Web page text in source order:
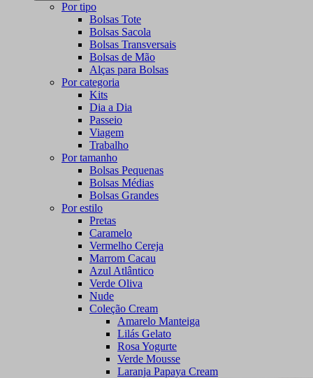
Por tipo
Bolsas Tote
Bolsas Sacola
Bolsas Transversais
Bolsas de Mão
Alças para Bolsas
Por categoria
Kits
Dia a Dia
Passeio
Viagem
Trabalho
Por tamanho
Bolsas Pequenas
Bolsas Médias
Bolsas Grandes
Por estilo
Pretas
Caramelo
Vermelho Cereja
Marrom Cacau
Azul Atlântico
Verde Oliva
Nude
Coleção Cream
Amarelo Manteiga
Lilás Gelato
Rosa Yogurte
Verde Mousse
Laranja Papaya Cream